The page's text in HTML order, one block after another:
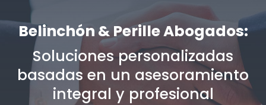
Belinchón & Perille Abogados:
Soluciones personalizadas
basadas en un asesoramiento
integral y profesional